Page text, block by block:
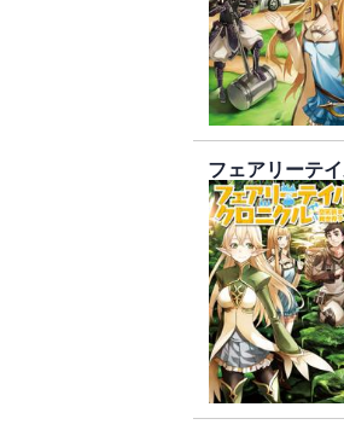
フェアリーテ